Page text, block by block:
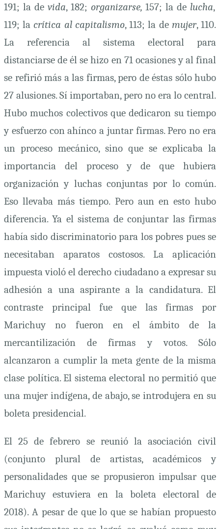
191; la de vida, 182; organizarse, 157; la de lucha,
119; la crítica al capitalismo, 113; la de mujer, 110.
La referencia al sistema electoral para
distanciarse de él se hizo en 71 ocasiones y al final
se refirió más a las firmas, pero de éstas sólo hubo
27 alusiones. Sí importaban, pero no era lo central.
Hubo muchos colectivos que dedicaron su tiempo
y esfuerzo con ahínco a juntar firmas. Pero no era
un proceso mecánico, sino que se explicaba la
importancia del proceso y de que hubiera
organización y luchas conjuntas por lo común.
Eso llevaba más tiempo. Pero aun en esto hubo
diferencia. Ya el sistema de conjuntar las firmas
había sido discriminatorio para los pobres pues se
necesitaban aparatos costosos. La aplicación
impuesta violó el derecho ciudadano a expresar su
adhesión a una aspirante a la candidatura. El
contraste principal fue que las firmas por
Marichuy no fueron en el ámbito de la
mercantilización de firmas y votos. Sólo
alcanzaron a cumplir la meta gente de la misma
clase política. El sistema electoral no permitió que
una mujer indígena, de abajo, se introdujera en su
boleta presidencial.
El 25 de febrero se reunió la asociación civil
(conjunto plural de artistas, académicos y
personalidades que se propusieron impulsar que
Marichuy estuviera en la boleta electoral de
2018). A pesar de que lo que se habían propuesto